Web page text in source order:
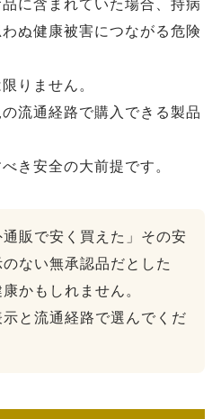
に含まれていた場合、持病
ぬ健康被害につながる危険
りません。
流通経路で購入できる製品
き安全の大前提です。
通販で安く買えた」その安
ない無承認品だとした
かもしれません。
と流通経路で選んでくだ